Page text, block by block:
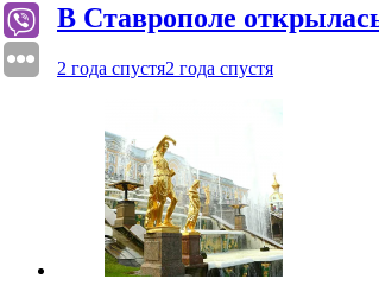
В Ставрополе
2 года спустя2 года спустя